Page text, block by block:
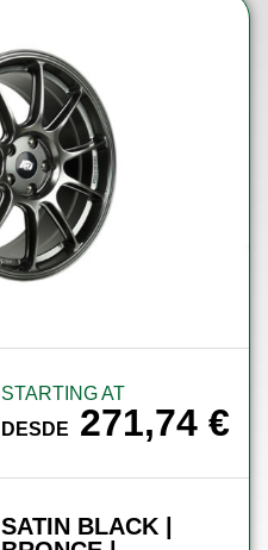
STARTING AT
DESDE
271,74€
SATIN BLACK |